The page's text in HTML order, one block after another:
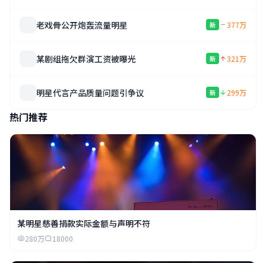
老戏骨公开炮轰流量明星 新 377万
某剧组拖欠群演工资被曝光 新 321万
明星代言产品质量问题引争议 新 299万
热门推荐
某明星慈善捐款实际金额与声明不符
280万 18000